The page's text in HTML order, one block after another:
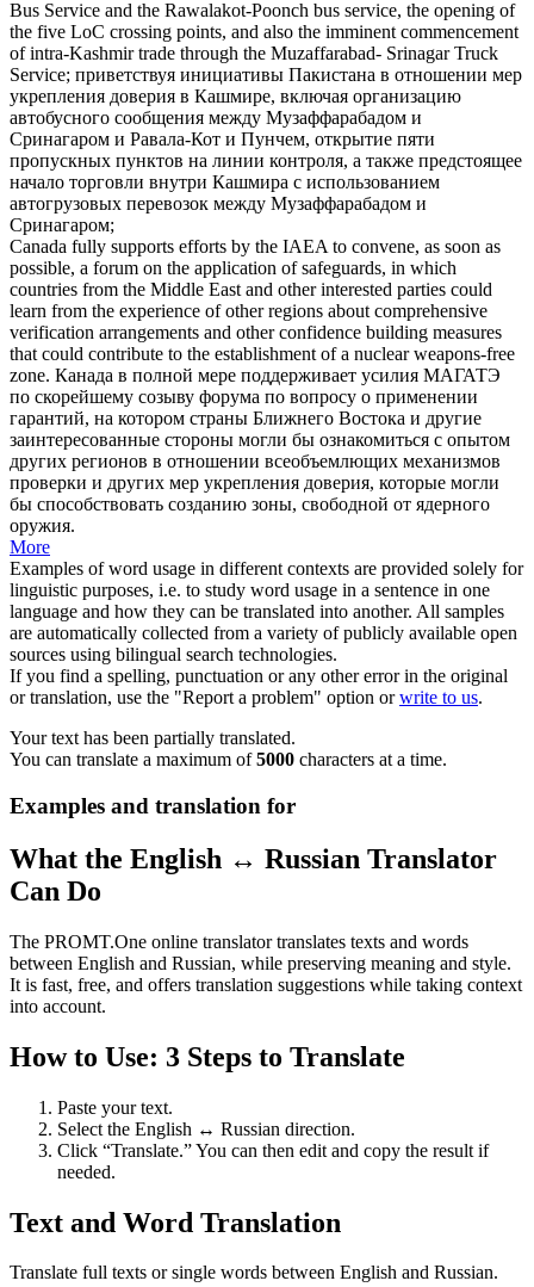
Bus Service and the Rawalakot-Poonch bus service, the opening of
the five LoC crossing points, and also the imminent commencement
of intra-Kashmir trade through the Muzaffarabad- Srinagar Truck
Service; приветствуя инициативы Пакистана в отношении мер
укрепления доверия в Кашмире, включая организацию
автобусного сообщения между Музаффарабадом и
Сринагаром и Равала-Кот и Пунчем, открытие пяти
пропускных пунктов на линии контроля, а также предстоящее
начало торговли внутри Кашмира с использованием
автогрузовых перевозок между Музаффарабадом и
Сринагаром;
Canada fully supports efforts by the IAEA to convene, as soon as
possible, a forum on the application of safeguards, in which
countries from the Middle East and other interested parties could
learn from the experience of other regions about comprehensive
verification arrangements and otherconfidence building measures
that could contribute to the establishment of a nuclear weapons-free
zone. Канада в полной мере поддерживает усилия МАГАТЭ
по скорейшему созыву форума по вопросу о применении
гарантий, на котором страны Ближнего Востока и другие
заинтересованные стороны могли бы ознакомиться с опытом
других регионов в отношении всеобъемлющих механизмов
проверки и других мер укрепления доверия, которые могли
бы способствовать созданию зоны, свободной от ядерного
оружия.
More
Examples of word usage in different contexts are provided solely for
linguistic purposes, i.e. to study word usage in a sentence in one
language and how they can be translated into another. All samples
are automatically collected from a variety of publicly available open
sources using bilingual search technologies.
If you find a spelling, punctuation or any other error in the original
or translation, use the "Report a problem" option orwrite to us.
Your text has been partially translated.
You can translate a maximum of5000 characters at a time.
Examples and translation for
What the English ↔ Russian Translator
Can Do
The PROMT.One online translator translates texts and words
between English and Russian, while preserving meaning and style.
It is fast, free, and offers translation suggestions while taking context
into account.
How to Use: 3 Steps to Translate
Paste your text.
Select the English ↔ Russian direction.
Click “Translate.” You can then edit and copy the result if
needed.
Text and Word Translation
Translate full texts or single words between English and Russian.